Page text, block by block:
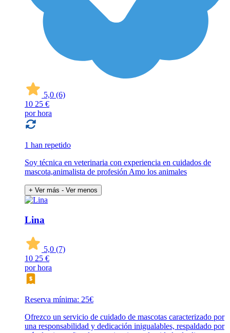
5,0 (6)
10 25 €
por hora
1 han repetido
Soy técnica en veterinaria con experiencia en cuidados de
mascota,animalista de profesión Amo los animales
+ Ver más - Ver menos
Lina
5,0 (7)
10 25 €
por hora
Reserva mínima: 25€
Ofrezco un servicio de cuidado de mascotas caracterizado por
una responsabilidad y dedicación inigualables, respaldado por